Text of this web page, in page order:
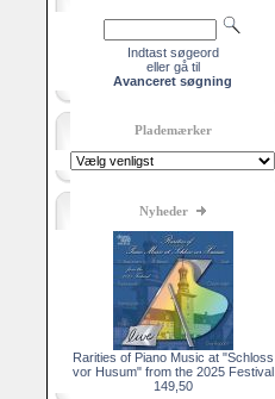
Indtast søgeord
eller gå til
Avanceret søgning
Plademærker
Nyheder
Rarities of Piano Music at "Schloss
vor Husum" from the 2025 Festival
149,50